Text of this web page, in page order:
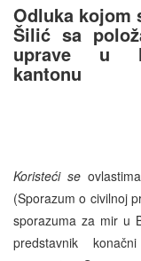
Odluka kojom
Šilić sa
uprave u
kantonu
Koristeći se
(Sporazum o civilnoj
sporazuma za mir u
predstavnik